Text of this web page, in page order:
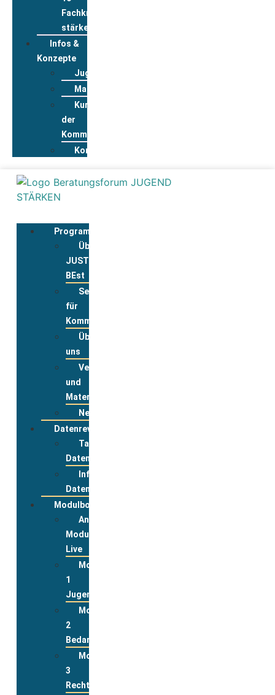
Fachkräfte
stärken
Infos &
Konzepte
Jugendwohnkonzepte
Materialpool
Kurzportraits
der
Kommunen
Kontakt
Programmbegleitung
Über
JUST
BEst
Service
für
Kommunen
Über
uns
Veranstaltungsanmeldung
und
Materialbestellung
Newsletter
Datenreview
Tabelle
Datenreview
Informationen
Datenreview
Modulbox
Anmeldung
Modulbox
Live
Modul
1
Jugend
Modul
2
Bedarfslagen
Modul
3
Rechte